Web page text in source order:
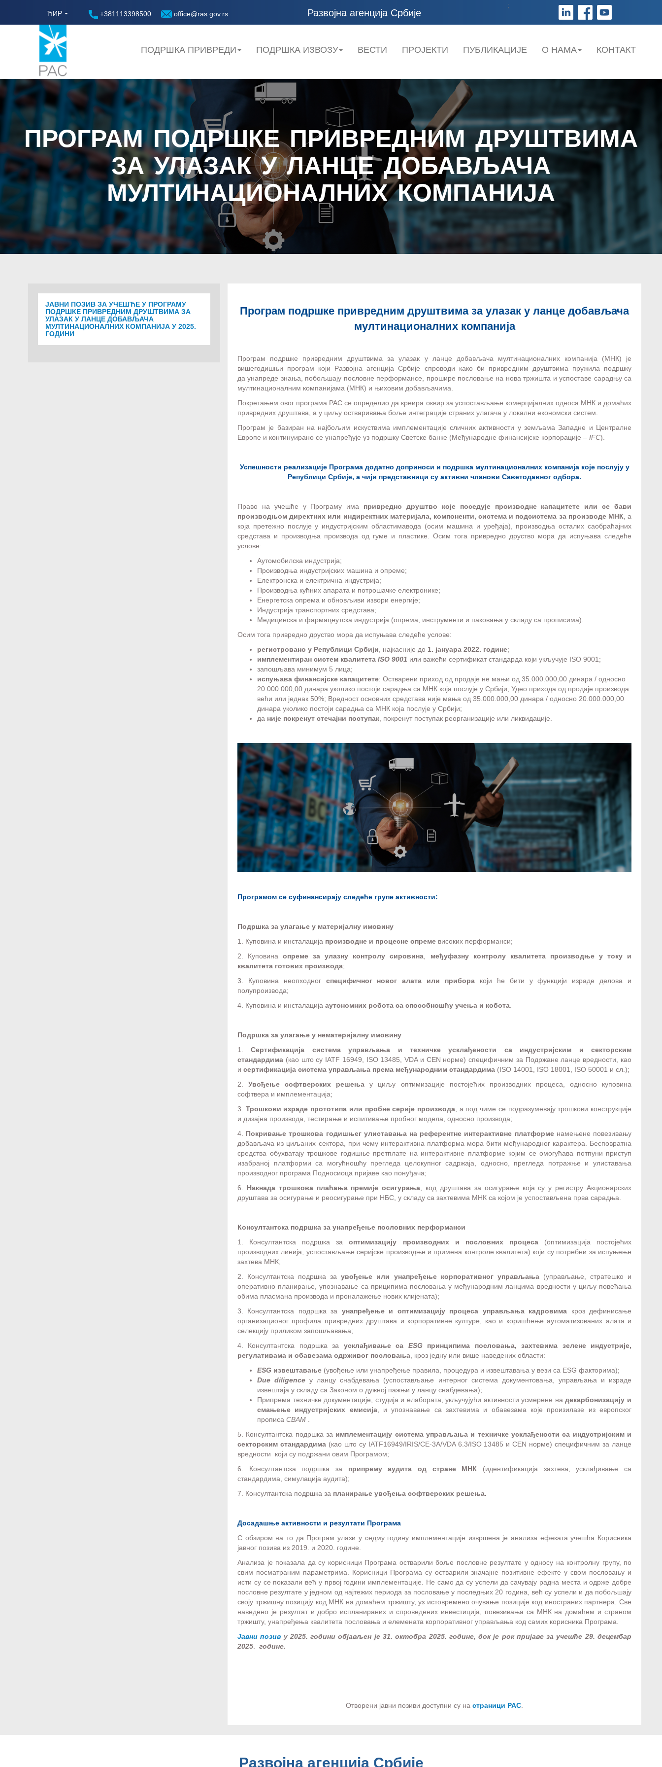
ЋИР +381113398500 office@ras.gov.rs Развојна агенција Србије
;
ПОДРШКА ПРИВРЕДИ ПОДРШКА ИЗВОЗУ ВЕСТИ ПРОЈЕКТИ ПУБЛИКАЦИЈЕ О НАМА КОНТАКТ
ПРОГРАМ ПОДРШКЕ ПРИВРЕДНИМ ДРУШТВИМА
ЗА УЛАЗАК У ЛАНЦЕ ДОБАВЉАЧА
МУЛТИНАЦИОНАЛНИХ КОМПАНИЈА
ЈАВНИ ПОЗИВ ЗА УЧЕШЋЕ У ПРОГРАМУ
ПОДРШКЕ ПРИВРЕДНИМ ДРУШТВИМА ЗА
УЛАЗАК У ЛАНЦЕ ДОБАВЉАЧА
МУЛТИНАЦИОНАЛНИХ КОМПАНИЈА У 2025.
ГОДИНИ
Програм подршке привредним друштвима за улазак у ланце добављача
мултинационалних компанија
Програм подршке привредним друштвима за улазак у ланце добављача мултинационалних компанија (МНК) је
вишегодишњи програм који Развојна агенција Србије спроводи како би привредним друштвима пружила подршку
да унапреде знања, побољшају пословне перформансе, прошире пословање на нова тржишта и успоставе сарадњу са
мултинационалним компанијама (МНК) и њиховим добављачима.
Покретањем овог програма РАС се определио да креира оквир за успостављање комерцијалних односа МНК и домаћих
привредних друштава, а у циљу остваривања боље интеграције страних улагача у локални економски систем.
Програм је базиран на најбољим искуствима имплементације сличних активности у земљама Западне и Централне
Европе и континуирано се унапређује уз подршку Светске банке (Међународне финансијске корпорације – IFC).
Успешности реализације Програма додатно доприноси и подршка мултинационалних компанија које послују у
Републици Србије, а чији представници су активни чланови Саветодавног одбора.
Право на учешће у Програму има привредно друштво које поседује производне капацитете или се бави
производњом директних или индиректних материјала, компоненти, система и подсистема за производе МНК , а
која претежно послује у индустријским областимавода (осим машина и уређаја), производња осталих саобраћајних
средстава и производња производа од гуме и пластике. Осим тога привредно друство мора да испуњава следеће
услове:
Аутомобилска индустрија;
Производња индустријских машина и опреме;
Електронска и електрична индустрија;
Производња кућних апарата и потрошачке електронике;
Енергетска опрема и обновљиви извори енергије;
Индустрија транспортних средстава;
Медицинска и фармацеутска индустрија (опрема, инструменти и паковања у складу са прописима).
Осим тога привредно друство мора да испуњава следеће услове:
регистровано у Републици Србији , најкасније до 1. јануара 2022. године;
имплементиран систем квалитета ISO 9001 или важећи сертификат стандарда који укључује ISO 9001;
запошљава минимум 5 лица;
испуњава финансијске капацитете: Остварени приход од продаје не мањи од 35.000.000,00 динара / односно
20.000.000,00 динара уколико постоји сарадња са МНК која послује у Србији; Удео прихода од продаје производа
већи или једнак 50%; Вредност основних средстава није мања од 35.000.000,00 динара / односно 20.000.000,00
динара уколико постоји сарадња са МНК која послује у Србији;
да није покренут стечајни поступак , покренут поступак реорганизације или ликвидације.
Програмом се суфинансирају следеће групе активности:
Подршка за улагање у материјалну имовину
1. Куповина и инсталација производне и процесне опреме високих перформанси;
2. Куповинаопреме за улазну контролу сировина, међуфазну контролу квалитета производње у току и
квалитета готових производа;
3. Куповина неопходног специфичног новог алата или прибора који ће бити у функцији израде делова и
полупроизвода;
4. Куповина и инсталација аутономних робота са способношћу учења и кобота.
Подршка за улагање у нематеријалну имовину
1.Сертификација система
управљања и техничке усклађености са индустријским и секторским
стандардима (као што су IATF 16949, ISO 13485, VDA и CEN норме) специфичним за Подржане ланце вредности, као
и сертификација система управљања према међународним стандардима (ISO 14001, ISO 18001, ISO 50001 и сл.);
2.Увођење софтверских решења у циљу оптимизације постојећих производних процеса, односно куповина
софтвера и имплементација;
3. Трошкови израде прототипа или пробне серије производа, а под чиме се подразумевају трошкови конструкције
и дизајна производа, тестирање и испитивање пробног модела, односно производа;
4. Покривање трошкова годишњег улиставања на референтне интерактивне платформенамењене повезивању
добављача из циљаних сектора, при чему интерактивна платформа мора бити међународног карактера. Бесповратна
средства обухватају трошкове годишње претплате на интерактивне платформе којим се омогућава потпуни приступ
изабраној платформи са могућношћу прегледа целокупног садржаја, односно, прегледа потражње и улиставања
производног програма Подносиоца пријаве као понуђача;
6. Накнада трошкова плаћања премије осигурања, код друштава за осигурање која су у регистру Акционарских
друштава за осигурање и реосигурање при НБС, у складу са захтевима МНК са којом је успостављена прва сарадња.
Консултантска подршка за унапређење пословних перформанси​
1. Консултантска подршка заоптимизацију производних и пословних процеса(оптимизација постојећих
производних линија, успостављање серијске производње и примена контроле квалитета) који су потребни за испуњење
захтева МНК;
2. Консултантска подршка заувођење или унапређење корпоративног управљања(управљање, стратешко и
оперативно планирање, упознавање са приципима пословања у међународним ланцима вредности у циљу повећања
обима пласмана производа и проналажење нових клијената);
3. Консултантска подршка за унапређење и оптимизацију процеса управљања кадровима кроз дефинисање
организационог профила привредних друштава и корпоративне културе, као и коришћење аутоматизованих алата и
селекцију приликом запошљавања;
4. Консултантска подршка за усклађивање са ESGпринципима пословања, захтевима зелене индустрије,
регулативама и обавезама одрживог пословања, кроз једну или више наведених области:
ESG извештавање (увођење или унапређење правила, процедура и извештавања у вези са ESG факторима);
Due diligence у ланцу снабдевања (успостављање интерног система документовања, управљања и израде
извештаја у складу са Законом о дужној пажњи у ланцу снабдевања);
Припрема техничке документације, студија и елабората, укључујући активности усмерене надекарбонизацију и
смањење индустријских емисија, и упознавање са захтевима и обавезама које произилазе из европског
прописа CBAM .
5. Консултантска подршка за имплементацију система управљања и техничке усклађености са индустријским и
секторским стандардима(као што су IATF16949/IRIS/CE-3А/VDA 6.3/ISO 13485 и CEN норме) специфичним за ланце
вредности који су подржани овим Програмом;
6. Консултантска подршка за припрему аудита од стране МНК (идентификација захтева, усклађивање са
стандардима, симулација аудита);
7. Консултантска подршка за планирање увођења софтверских решења.
Досадашње активности и резултати Програма
С обзиром на то да Програм улази у седму годину имплементације извршена је анализа ефеката учешћа Корисника
јавног позива из 2019. и 2020. године.
Анализа је показала да су корисници Програма остварили боље пословне резултате у односу на контролну групу, по
свим посматраним параметрима. Корисници Програма су остварили значајне позитивне ефекте у свом пословању и
исти су се показали већ у првој години имплементације. Не само да су успели да сачувају радна места и одрже добре
пословне резултате у једном од најтежих периода за пословање у последњих 20 година, већ су успели и да побољшају
своју тржишну позицију код МНК на домаћем тржишту, уз истовремено очување позиције код иностраних партнера. Све
наведено је резултат и добро испланираних и спроведених инвестиција, повезивања са МНК на домаћем и страном
тржишту, унапређења квалитета пословања и елемената корпоративног управљања код самих корисника Програма.
Јавни позив у 2025. години објављен је 31. октобра 2025. године, док је рок пријаве за учешће 29. децембар
2025. године.
Отворени јавни позиви доступни су на страници РАС.
Развојна агенција Србије